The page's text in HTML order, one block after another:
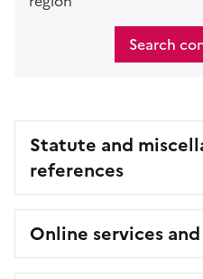
Search
Statute and
references
Online services